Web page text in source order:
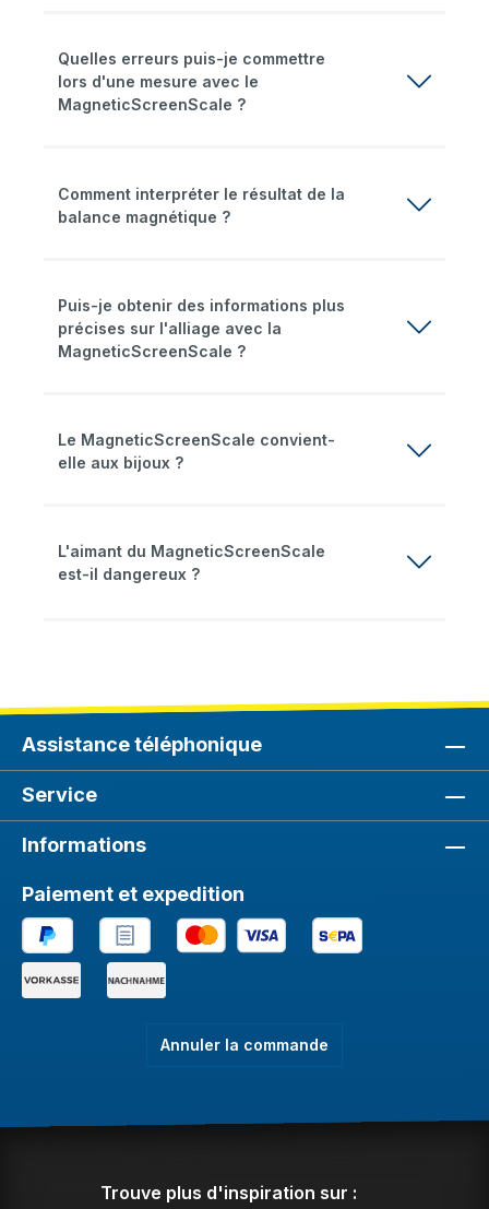
Quelles erreurs puis-je commettre
lors d'une mesure avec le
MagneticScreenScale ?
Comment interpréter le résultat de la
balance magnétique ?
Puis-je obtenir des informations plus
précises sur l'alliage avec la
MagneticScreenScale ?
Le MagneticScreenScale convient-
elle aux bijoux ?
L'aimant du MagneticScreenScale
est-il dangereux ?
Assistance téléphonique
Service
Informations
Paiement et expedition
Annuler la commande
Trouve plus d'inspiration sur :